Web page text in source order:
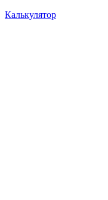
Калькулятор